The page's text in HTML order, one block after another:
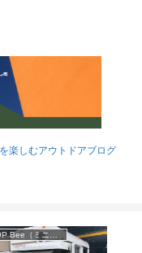
楽しむアウトドアブログ